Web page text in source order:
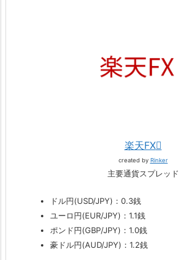
楽天FX
created by Rinker
主要通貨スプレッド
ドル円(USD/JPY)：0.3銭
ユーロ円(EUR/JPY)：1.1銭
ポンド円(GBP/JPY)：1.0銭
豪ドル円(AUD/JPY)：1.2銭